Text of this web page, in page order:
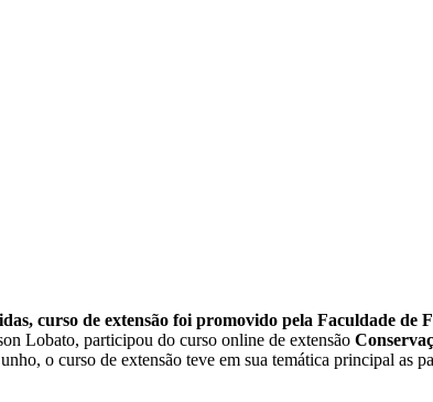
curso de extensão foi promovido pela Faculdade
Lobato, participou do curso online de extensão
o curso de extensão teve em sua temática principal as